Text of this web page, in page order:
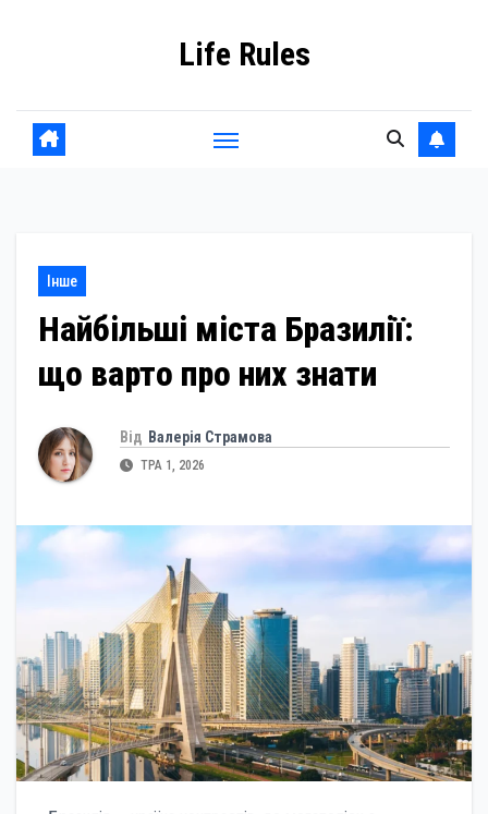
Life Rules
Інше
Найбільші міста Бразилії:
що варто про них знати
Від Валерія Страмова
ТРА 1, 2026